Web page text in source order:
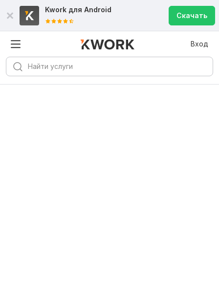
Kwork для Android
Скачать
Вход